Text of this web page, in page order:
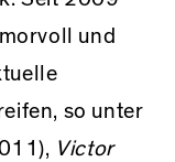
und
so unter
Victor